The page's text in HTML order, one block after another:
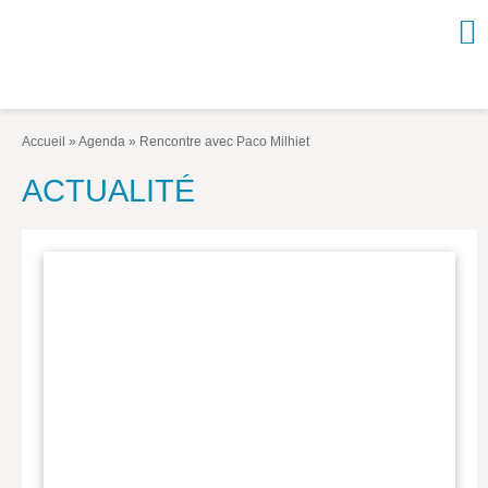
Arts et culture
Accueil » Agenda » Rencontre avec Paco Milhiet
ACTUALITÉ